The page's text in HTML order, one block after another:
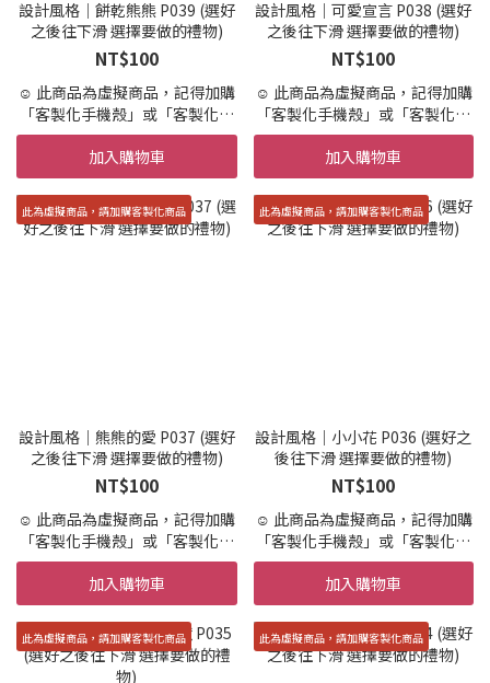
設計風格｜餅乾熊熊 P039 (選好
之後往下滑 選擇要做的禮物)
NT$100
☺️ 此商品為虛擬商品，記得加購
「客製化手機殼」或「客製化商
品」才會製作實體商品唷。
☺️ 設計+印製 到寄出時間約 10-
15天 (不含假日,請提早預訂唷)
☺️ 急件7天內印製＋繪製寄出(不
含國定假日)
加入購物車
設計風格｜可愛宣言 P038 (選好
之後往下滑 選擇要做的禮物)
NT$100
☺️ 此商品為虛擬商品，記得加購
「客製化手機殼」或「客製化商
品」才會製作實體商品唷。
☺️ 設計+印製 到寄出時間約 10-
15天 (不含假日,請提早預訂唷)
☺️ 急件7天內印製＋繪製寄出(不
含國定假日)
加入購物車
此為虛擬商品，請加購客製化商品
設計風格｜熊熊的愛 P037 (選好
之後往下滑 選擇要做的禮物)
NT$100
☺️ 此商品為虛擬商品，記得加購
「客製化手機殼」或「客製化商
品」才會製作實體商品唷。
☺️ 設計+印製 到寄出時間約 10-
15天 (不含假日,請提早預訂唷)
☺️ 急件7天內印製＋繪製寄出(不
含國定假日)
請在加購區加購「急件」
加入購物車
此為虛擬商品，請加購客製化商品
設計風格｜小小花 P036 (選好之
後往下滑 選擇要做的禮物)
NT$100
☺️ 此商品為虛擬商品，記得加購
「客製化手機殼」或「客製化商
品」才會製作實體商品唷。
☺️ 設計+印製 到寄出時間約 10-
15天 (不含假日,請提早預訂唷)
☺️ 急件7天內印製＋繪製寄出(不
含國定假日)
加入購物車
此為虛擬商品，請加購客製化商品 此為虛擬商品，請加購客製化商品